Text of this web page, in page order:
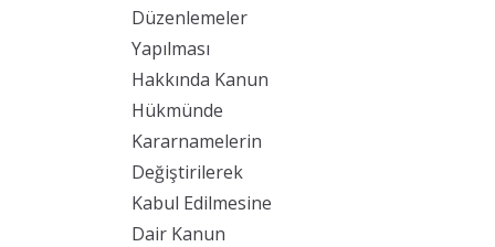
Düzenlemeler
Yapılması
Hakkında Kanun
Hükmünde
Kararnamelerin
Değiştirilerek
Kabul Edilmesine
Dair Kanun